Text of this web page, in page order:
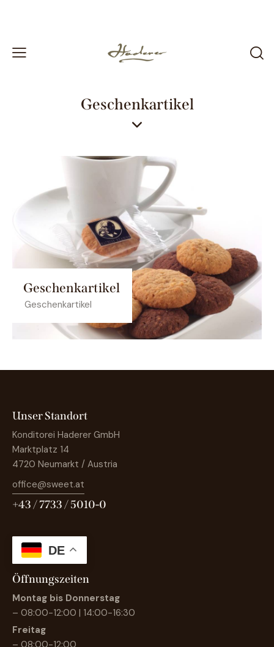
Geschenkartikel
Geschenkartikel
Geschenkartikel
Unser Standort
Konditorei Haderer GmbH
Marktplatz 14
4720 Neumarkt / Austria
office@sweet.at
+43 / 7733 / 5010-0
DE
Öffnungszeiten
Montag bis Donnerstag
– 08:00-12:00 | 14:00-16:30
Freitag
– 08:00-12:00